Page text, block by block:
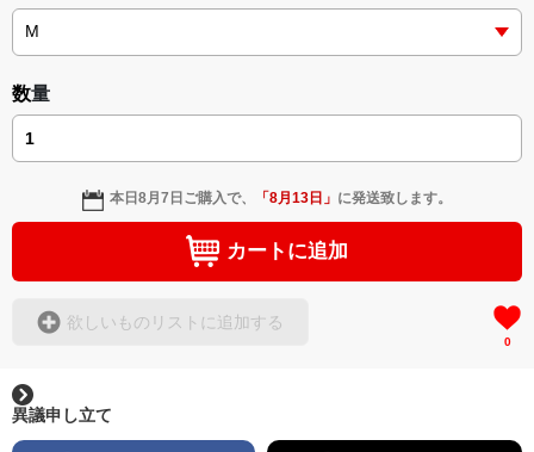
数量
本日8月7日 ご購入で、 「8月13日 」 に発送致します。
カートに追加
欲しいものリストに追加する
0
異議申し立て